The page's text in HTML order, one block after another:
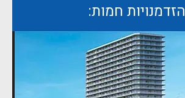
הזדמנויות חמות: